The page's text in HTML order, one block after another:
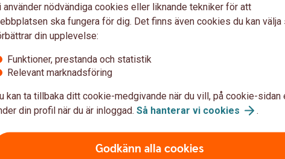
-Avgifter som tas ut för att hantera din pension
pension har ökat eller minskat i värde under
hemsidaför en detaljerad prognos på hur står
använder nödvändiga cookies eller liknande tekniker för att
ska fungera för dig. Det finns även cookies du kan välja
din upplevelse:
Funktioner, prestanda och statistik
Relevant marknadsföring
kan ta tillbaka ditt cookie-medgivande när du vill, på cookie-sidan
din profil när du är inloggad. Så hanterar vi cookies .
Godkänn alla cookies